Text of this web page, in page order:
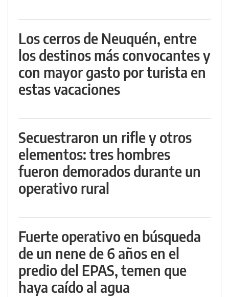
Los cerros de Neuquén, entre
los destinos más convocantes y
con mayor gasto por turista en
estas vacaciones
Secuestraron un rifle y otros
elementos: tres hombres
fueron demorados durante un
operativo rural
Fuerte operativo en búsqueda
de un nene de 6 años en el
predio del EPAS, temen que
haya caído al agua